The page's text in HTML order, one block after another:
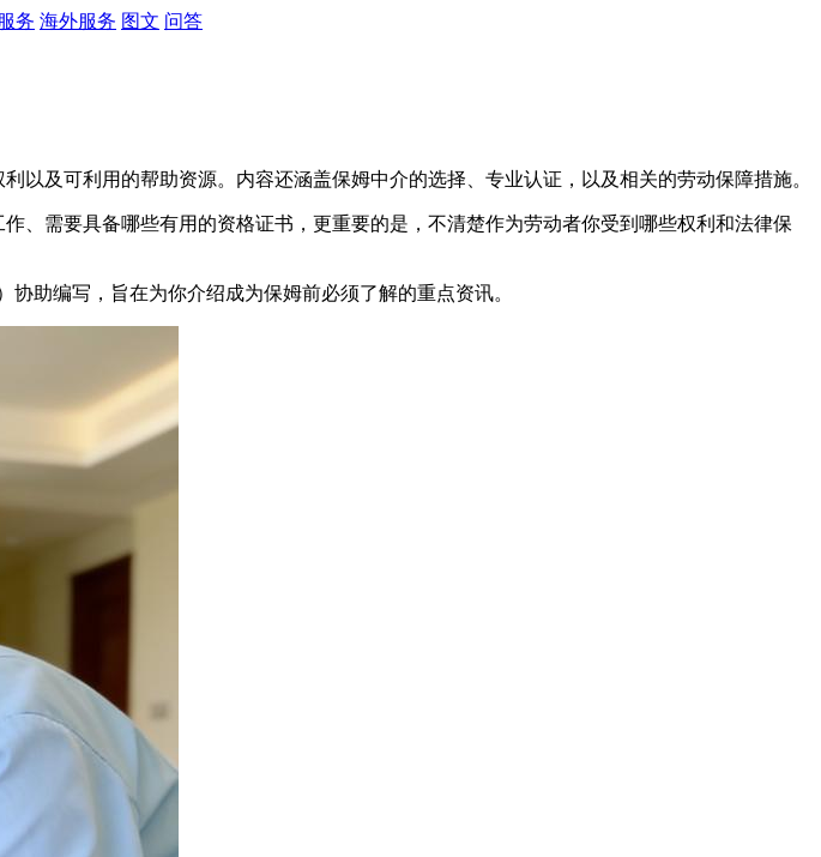
务 海外服务 图文 问答
及可利用的帮助资源。内容还涵盖保姆中介的选择、专业认证，以及相关的劳动保障措施。
、需要具备哪些有用的资格证书，更重要的是，不清楚作为劳动者你受到哪些权利和法律保
协助编写，旨在为你介绍成为保姆前必须了解的重点资讯。